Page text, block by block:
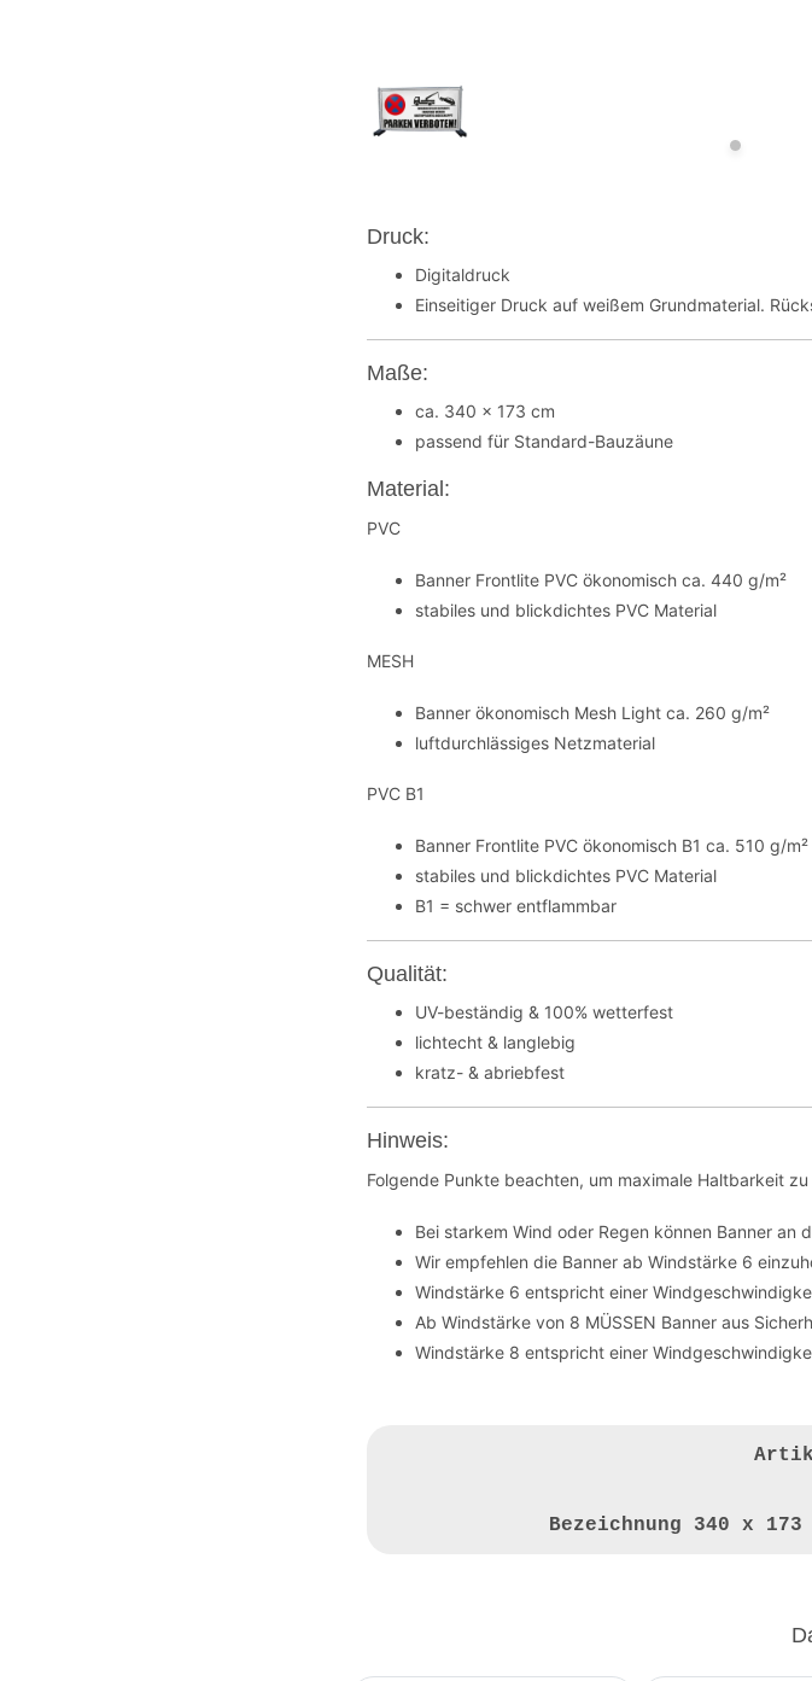
Druck:
Digitaldruck
Einseitiger Druck auf weißem Grundmaterial.
Maße:
ca. 340 x 173 cm
passend für Standard-Bauzäune
Material:
PVC
Banner Frontlite PVC ökonomisch ca. 440 g/m²
stabiles und blickdichtes PVC Material
MESH
Banner ökonomisch Mesh Light ca. 260 g/m²
luftdurchlässiges Netzmaterial
PVC B1
Banner Frontlite PVC ökonomisch B1 ca. 510 g/m²
stabiles und blickdichtes PVC Material
B1 = schwer entflammbar
Qualität:
UV-beständig & 100% wetterfest
lichtecht & langlebig
kratz- & abriebfest
Hinweis:
Folgende Punkte beachten, um maximale Haltbarkeit
Bei starkem Wind oder Regen können Banner an
Wir empfehlen die Banner ab Windstärke 6
Windstärke 6 entspricht einer
Ab Windstärke von 8 MÜSSEN Banner aus
Windstärke 8 entspricht einer
Bezeichnung 340 x 173